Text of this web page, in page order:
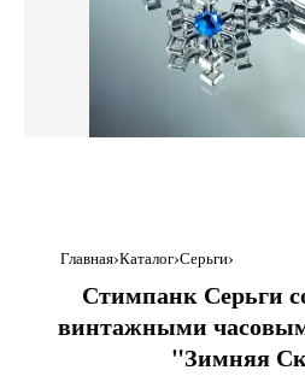
Главная Каталог Серьги
Стимпанк Серьги
винтажными
"Зимняя